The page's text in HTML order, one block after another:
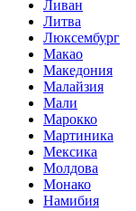
Ливан
Литва
Люксембург
Макао
Македония
Малайзия
Мали
Марокко
Мартиника
Мексика
Молдова
Монако
Намибия